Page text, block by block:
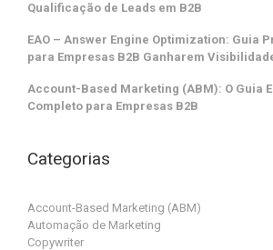
Qualificação de Leads em B2B
EAO – Answer Engine Optimization: Guia
para Empresas B2B Ganharem
Account-Based Marketing (ABM): O Guia
Completo para Empresas B2B
Categorias
Account-Based Marketing (ABM)
Automação de Marketing
Copywriter